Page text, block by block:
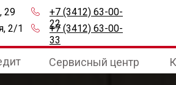
29
2/1
+7 (3412) 63-00-
22
+7 (3412) 63-00-
33
Сервисный центр